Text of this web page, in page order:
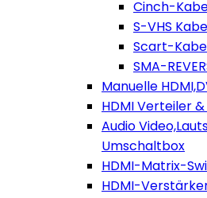
Cinch-
S-VHS
Scart-
SMA-
Manuelle
HDMI Verteiler
Audio
Umschaltbox
HDMI-Matrix-
HDMI-